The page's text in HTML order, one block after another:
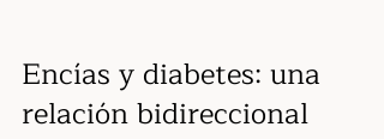
Encías y diabetes: una
relación bidireccional